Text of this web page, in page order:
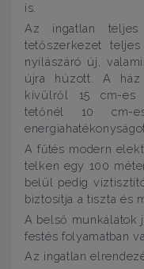
is.
Az ingatlan
tetőszerkezet
nyílászáró új,
újra húzott. A ház
kívülről 15 cm-es
tetőnél 10 cm-
A fűtés modern
telken egy 100
belül pedig
biztosítja a tiszta és
A belső munkálatok
festés folyamatban
Az ingatlan